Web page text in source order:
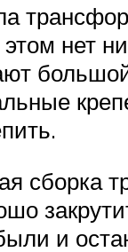
нет
большой
сборка
и